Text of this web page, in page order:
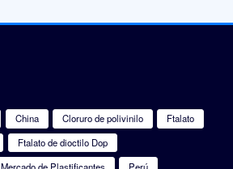
China Cloruro de polivinilo
Ftalato
Ftalato de dioctilo Dop
Mercado de Plastificantes
Perú